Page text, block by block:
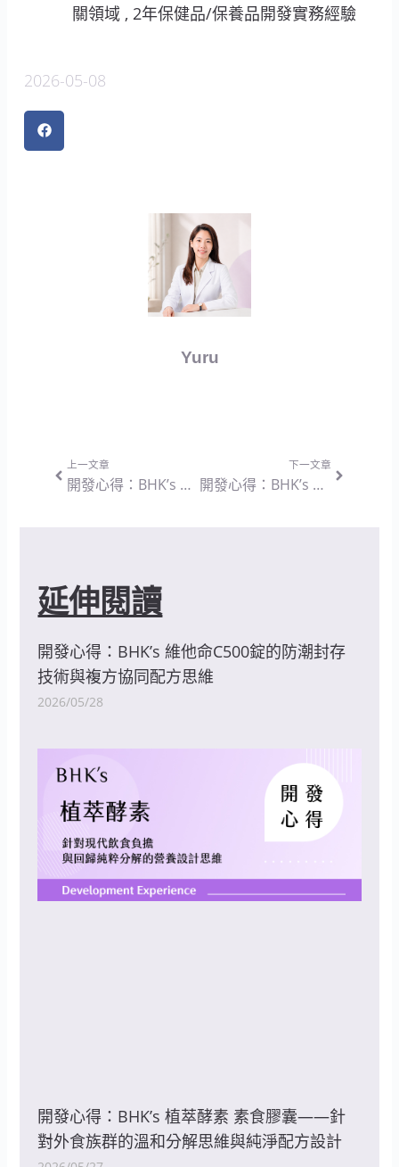
關領域 , 2年保健品/保養品開發實務經驗
2026-05-08
Yuru
上一文章
開發心得：BHK’s 兒童綜合維他命 咀嚼錠 熱帶水果口味 — 兼顧適口性與精準補給的兒童營養設計思維
下一文章
開發心得：BHK’s 青春引力 奢潤錠EX — 突破表層保養迷思與深層機能調節的營養設計思維
延伸閱讀
開發心得：BHK’s 維他命C500錠的防潮封存
技術與複方協同配方思維
2026/05/28
開發心得：BHK’s 植萃酵素 素食膠囊——針
對外食族群的溫和分解思維與純淨配方設計